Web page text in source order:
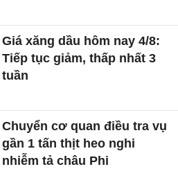
Giá xăng dầu hôm nay 4/8:
Tiếp tục giảm, thấp nhất 3
tuần
Chuyển cơ quan điều tra vụ
gần 1 tấn thịt heo nghi
nhiễm tả châu Phi